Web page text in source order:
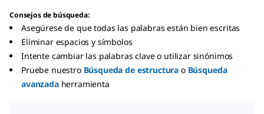
Consejos de búsqueda:
Asegúrese de que todas las palabras están bien escritas
Eliminar espacios y símbolos
Intente cambiar las palabras clave o utilizar sinónimos
Pruebe nuestro Búsqueda de estructura o Búsqueda
avanzada herramienta